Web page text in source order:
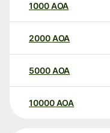
1000AOA
2000AOA
5000AOA
10000 AOA